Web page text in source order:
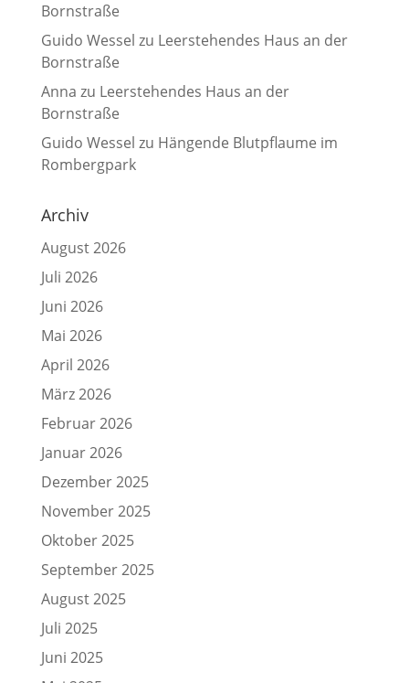
Bornstraße
Guido Wessel zu Leerstehendes Haus an der
Bornstraße
Anna zu Leerstehendes Haus an der
Bornstraße
Guido Wessel zu Hängende Blutpflaume im
Rombergpark
Archiv
August 2026
Juli 2026
Juni 2026
Mai 2026
April 2026
März 2026
Februar 2026
Januar 2026
Dezember 2025
November 2025
Oktober 2025
September 2025
August 2025
Juli 2025
Juni 2025